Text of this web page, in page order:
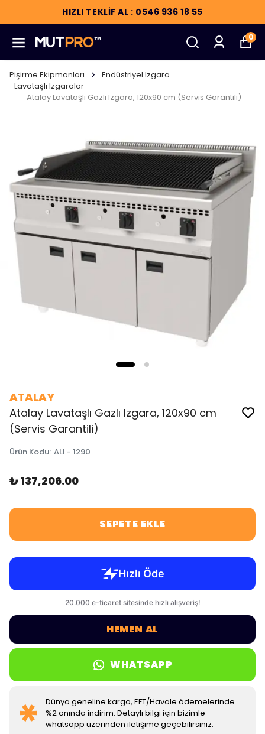
HIZLI TEKLİF AL : 0546 936 18 55
0
Pişirme Ekipmanları
Endüstriyel Izgara
Lavataşlı Izgaralar
Atalay Lavataşlı Gazlı Izgara, 120x90 cm (Servis Garantili)
ATALAY
Atalay Lavataşlı Gazlı Izgara, 120x90 cm
(Servis Garantili)
Ürün Kodu: ALI - 1290
₺ 137,206.00
SEPETE EKLE
HEMEN AL
WHATSAPP
Dünya geneline kargo, EFT/Havale ödemelerinde
%2 anında indirim. Detaylı bilgi için bizimle
whatsapp üzerinden iletişime geçebilirsiniz.